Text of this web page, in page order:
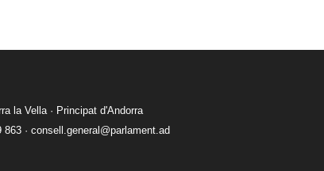
la Vella · Principat d'Andorra
· consell.general@parlament.ad